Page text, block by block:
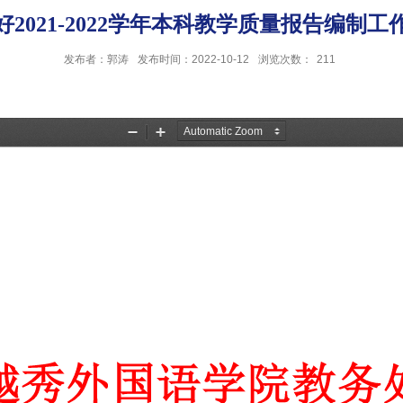
2021-2022学年本科教学质量报告编制工
发布者：郭涛 发布时间：2022-10-12 浏览次数： 211